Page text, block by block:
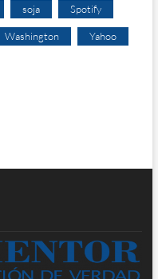
soja Spotify
Washington Yahoo